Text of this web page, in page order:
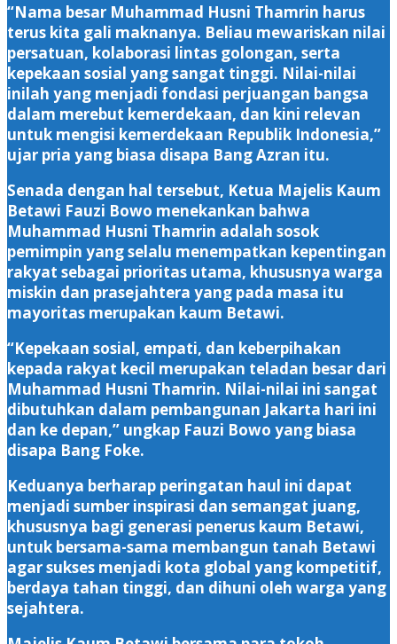
‎“Nama besar Muhammad Husni Thamrin harus
terus kita gali maknanya. Beliau mewariskan nilai
persatuan, kolaborasi lintas golongan, serta
kepekaan sosial yang sangat tinggi. Nilai-nilai
inilah yang menjadi fondasi perjuangan bangsa
dalam merebut kemerdekaan, dan kini relevan
untuk mengisi kemerdekaan Republik Indonesia,”
ujar pria yang biasa disapa Bang Azran itu.
‎Senada dengan hal tersebut, Ketua Majelis Kaum
Betawi Fauzi Bowo menekankan bahwa
Muhammad Husni Thamrin adalah sosok
pemimpin yang selalu menempatkan kepentingan
rakyat sebagai prioritas utama, khususnya warga
miskin dan prasejahtera yang pada masa itu
mayoritas merupakan kaum Betawi.
‎“Kepekaan sosial, empati, dan keberpihakan
kepada rakyat kecil merupakan teladan besar dari
Muhammad Husni Thamrin. Nilai-nilai ini sangat
dibutuhkan dalam pembangunan Jakarta hari ini
dan ke depan,” ungkap Fauzi Bowo yang biasa
disapa Bang Foke.
‎Keduanya berharap peringatan haul ini dapat
menjadi sumber inspirasi dan semangat juang,
khususnya bagi generasi penerus kaum Betawi,
untuk bersama-sama membangun tanah Betawi
agar sukses menjadi kota global yang kompetitif,
berdaya tahan tinggi, dan dihuni oleh warga yang
sejahtera.